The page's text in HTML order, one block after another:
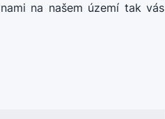
na našem území tak vás